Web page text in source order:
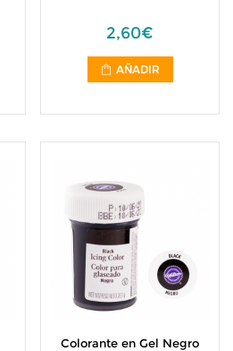
2,60€
AÑADIR
Colorante en Gel Negro